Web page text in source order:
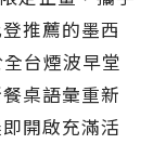
推薦的墨西
台煙波早堂
桌語彙重新
開啟充滿活